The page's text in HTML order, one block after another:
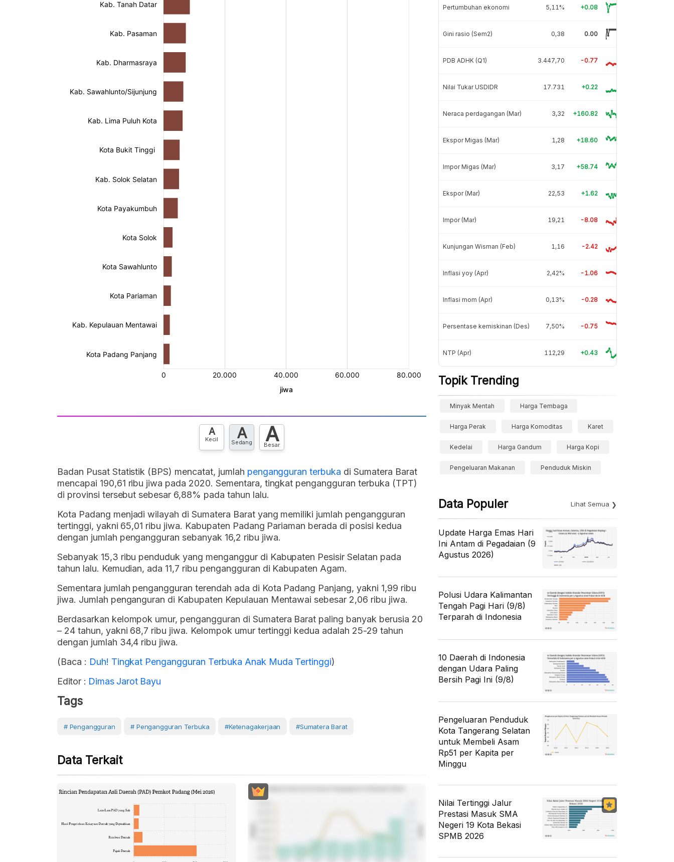
A
Kecil A
Sedang A
Besar
Badan Pusat Statistik (BPS) mencatat, jumlah pengangguran terbuka di Sumatera Barat
mencapai 190,61 ribu jiwa pada 2020. Sementara, tingkat pengangguran terbuka (TPT)
di provinsi tersebut sebesar 6,88% pada tahun lalu.
Kota Padang menjadi wilayah di Sumatera Barat yang memiliki jumlah pengangguran
tertinggi, yakni 65,01 ribu jiwa. Kabupaten Padang Pariaman berada di posisi kedua
dengan jumlah pengangguran sebanyak 16,2 ribu jiwa.
Sebanyak 15,3 ribu penduduk yang menganggur di Kabupaten Pesisir Selatan pada
tahun lalu. Kemudian, ada 11,7 ribu pengangguran di Kabupaten Agam.
Sementara jumlah pengangguran terendah ada di Kota Padang Panjang, yakni 1,99 ribu
jiwa. Jumlah penganguran di Kabupaten Kepulauan Mentawai sebesar 2,06 ribu jiwa.
Berdasarkan kelompok umur, pengangguran di Sumatera Barat paling banyak berusia 20
– 24 tahun, yakni 68,7 ribu jiwa. Kelompok umur tertinggi kedua adalah 25-29 tahun
dengan jumlah 34,4 ribu jiwa.
(Baca : Duh! Tingkat Pengangguran Terbuka Anak Muda Tertinggi)
Editor : Dimas Jarot Bayu
Tags
# Pengangguran # Pengangguran Terbuka #Ketenagakerjaan #Sumatera Barat
Data Terkait
Pertumbuhan ekonomi 5,11% +0.08
Gini rasio (Sem2) 0,38 0.00
PDB ADHK (Q1) 3.447,70 -0.77
Nilai Tukar USDIDR 17.731 +0.22
Neraca perdagangan (Mar) 3,32 +160.82
Ekspor Migas (Mar) 1,28 +18.60
Impor Migas (Mar) 3,17 +58.74
Ekspor (Mar) 22,53 +1.62
Impor (Mar) 19,21 -8.08
Kunjungan Wisman (Feb) 1,16 -2.42
Inflasi yoy (Apr) 2,42% -1.06
Inflasi mom (Apr) 0,13% -0.28
Persentase kemiskinan (Des) 7,50% -0.75
NTP (Apr) 112,29 +0.43
Topik Trending
Minyak Mentah Harga Tembaga
Harga Perak Harga Komoditas Karet
Kedelai Harga Gandum Harga Kopi
Pengeluaran Makanan Penduduk Miskin
Data Populer Lihat Semua
Update Harga Emas Hari
Ini Antam di Pegadaian (9
Agustus 2026)
Polusi Udara Kalimantan
Tengah Pagi Hari (9/8)
Terparah di Indonesia
10 Daerah di Indonesia
dengan Udara Paling
Bersih Pagi Ini (9/8)
Pengeluaran Penduduk
Kota Tangerang Selatan
untuk Membeli Asam
Rp51 per Kapita per
Minggu
Nilai Tertinggi Jalur
Prestasi Masuk SMA
Negeri 19 Kota Bekasi
SPMB 2026